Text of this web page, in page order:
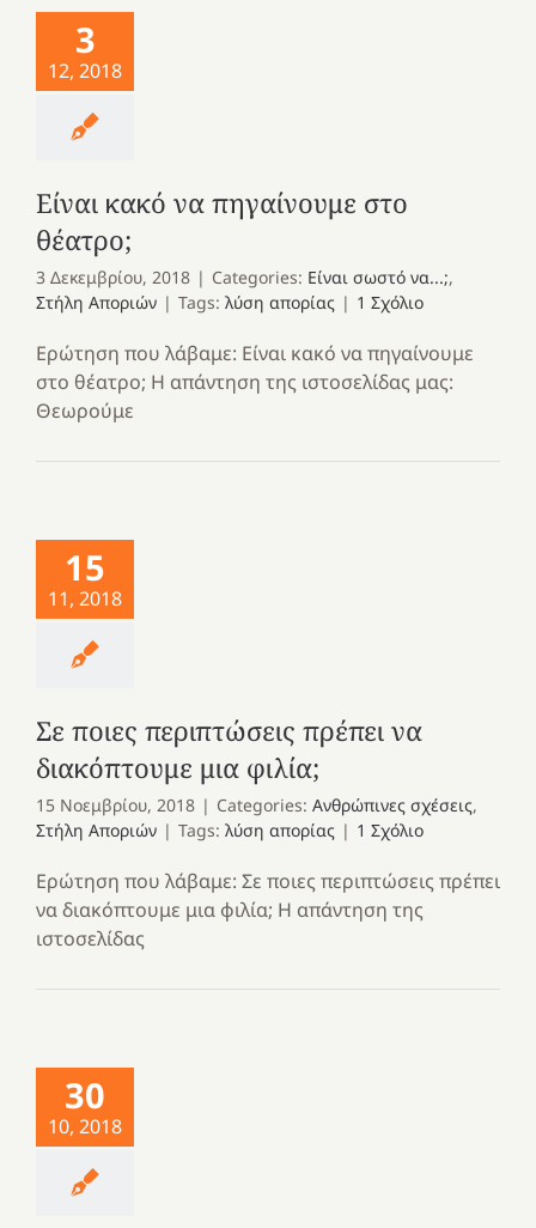
3
12, 2018
Είναι κακό να πηγαίνουμε στο
θέατρο;
3 Δεκεμβρίου, 2018 | Categories: Είναι σωστό να...;,
Στήλη Αποριών | Tags: λύση απορίας | 1 Σχόλιο
Ερώτηση που λάβαμε: Είναι κακό να πηγαίνουμε
στο θέατρο; Η απάντηση της ιστοσελίδας μας:
Θεωρούμε
15
11, 2018
Σε ποιες περιπτώσεις πρέπει να
διακόπτουμε μια φιλία;
15 Νοεμβρίου, 2018 | Categories: Ανθρώπινες σχέσεις,
Στήλη Αποριών | Tags: λύση απορίας | 1 Σχόλιο
Ερώτηση που λάβαμε: Σε ποιες περιπτώσεις πρέπει
να διακόπτουμε μια φιλία; Η απάντηση της
ιστοσελίδας
30
10, 2018